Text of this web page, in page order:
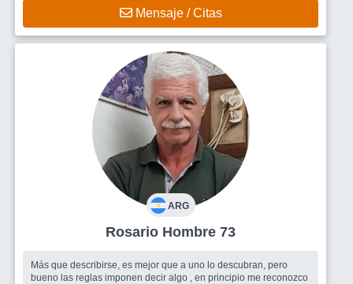
Mensaje / Citas
ARG
Rosario Hombre 73
Más que describirse, es mejor que a uno lo descubran, pero
bueno las reglas imponen decir algo , en principio me reconozco